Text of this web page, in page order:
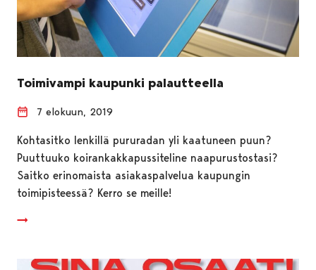
Toimivampi kaupunki palautteella
7 elokuun, 2019
Kohtasitko lenkillä pururadan yli kaatuneen puun?
Puuttuuko koirankakkapussiteline naapurustostasi?
Saitko erinomaista asiakaspalvelua kaupungin
toimipisteessä? Kerro se meille!